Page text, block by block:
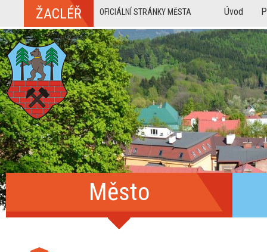
ŽACLÉŘ OFICIÁLNÍ STRÁNKY MĚSTA Úvod
Město